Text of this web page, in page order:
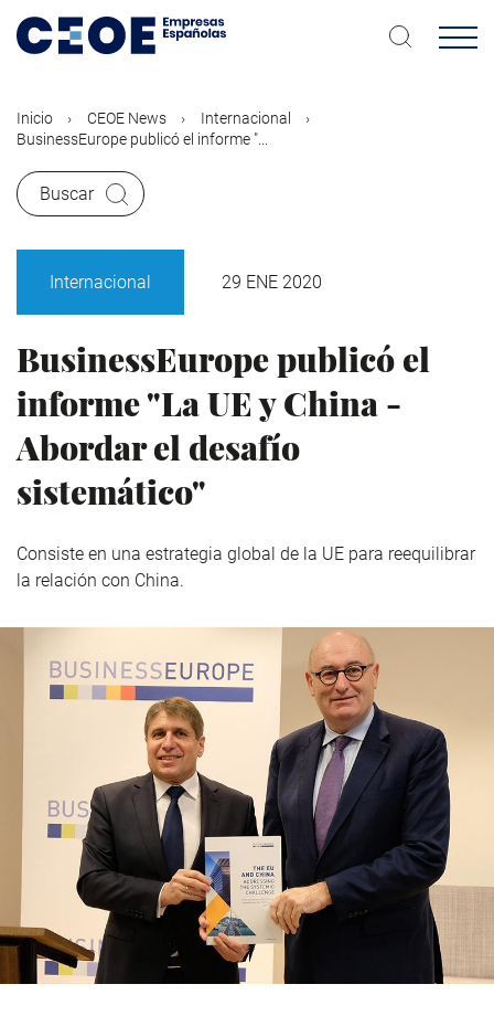
contenido
Inicio CEOE News
Internacional
BusinessEurope publicó el informe "...
Buscar
Internacional 29 ENE 2020
BusinessEurope publicó el
informe "La UE y China -
Abordar el desafío
sistemático"
Consiste en una estrategia global de la UE para reequilibrar
la relación con China.